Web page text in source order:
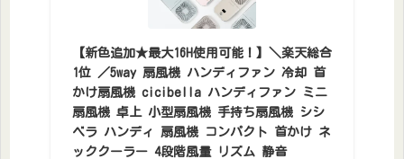
【新色追加★最大16H使用可能！】＼楽天総合
1位 ／5way 扇風機 ハンディファン 冷却 首
かけ扇風機 cicibella ハンディファン ミニ
扇風機 卓上 小型扇風機 手持ち扇風機 シシ
ベラ ハンディ 扇風機 コンパクト 首かけ ネ
ッククーラー 4段階風量 リズム 静音